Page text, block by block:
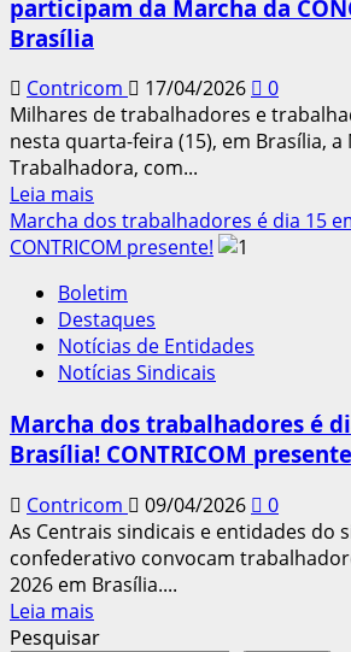
participam da Marcha da
Brasília
Contricom 17/04/2026
0
Milhares de trabalhadores e
nesta quarta-feira (15), em Brasília, a
Trabalhadora, com...
Leia mais
mais
sobre
da
construção
e
do
participam
da
da
CONCLAT
em
Brasília
Marcha dos trabalhadores é dia 15
CONTRICOM presente!
Boletim
Destaques
Notícias de Entidades
Notícias Sindicais
Marcha dos trabalhadores é
Brasília! CONTRICOM
Contricom 09/04/2026
0
As Centrais sindicais e entidades do
confederativo convocam
2026 em Brasília....
Leia mais
mais
Pesquisar